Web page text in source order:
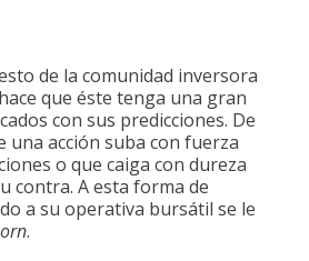
de la comunidad inversora
que éste tenga una gran
con sus predicciones. De
una acción suba con fuerza
o que caiga con dureza
contra. A esta forma de
a su operativa bursátil se le
.